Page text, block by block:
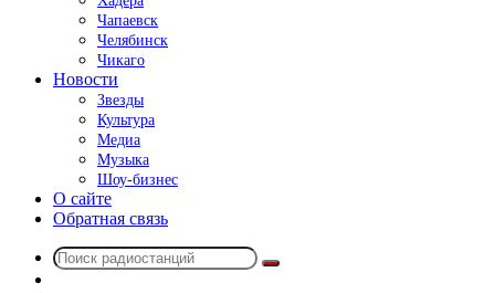
Чапаевск
Челябинск
Чикаго
Новости
Звезды
Культура
Медиа
Музыка
Шоу-бизнес
О сайте
Обратная связь
Поиск